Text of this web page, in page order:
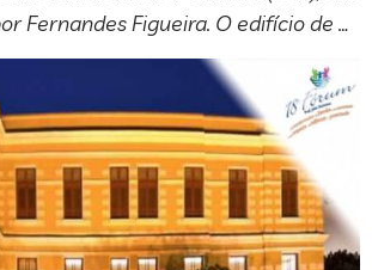
Fernandes Figueira. O edifício de …